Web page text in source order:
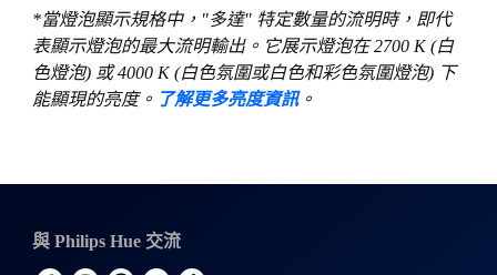
*當燈泡顯示規格中，"多達" 特定數量的流明時，即代
表顯示燈泡的最大流明輸出。它展示燈泡在 2700 K (白
色燈泡) 或 4000 K (白色氛圍或白色和彩色氛圍燈泡) 下
能顯現的亮度。 了解更多亮度資訊。
與 Philips Hue 交流